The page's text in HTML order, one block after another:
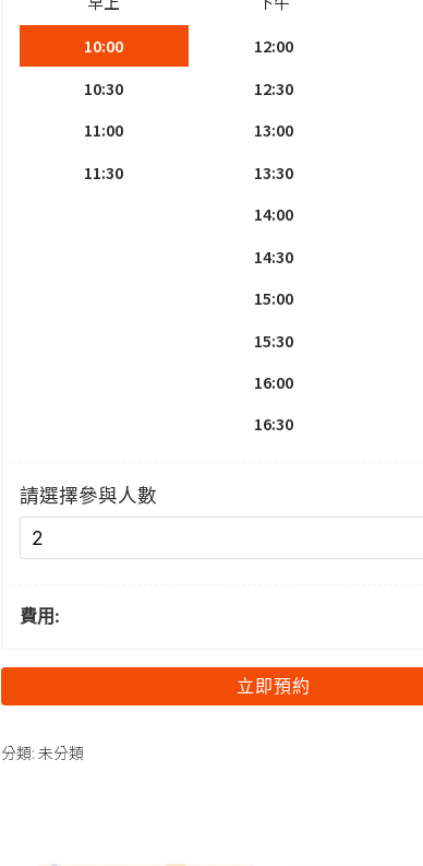
10:00
10:30
11:00
11:30
12:00
12:30
13:00
13:30
14:00
14:30
15:00
15:30
16:00
16:30
請選擇參與人數
費用:
立即預約
分類: 未分類